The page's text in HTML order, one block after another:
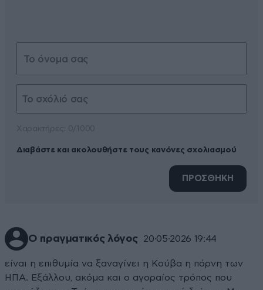
Διαβάστε και ακολουθήστε τους κανόνες σχολιασμού
ΠΡΟΣΘΗΚΗ
Ο πραγματικός λόγος 20·05·2026 19:44
είναι η επιθυμία να ξαναγίνει η Κούβα η πόρνη των
ΗΠΑ. Εξάλλου, ακόμα και ο αγοραίος τρόπος που